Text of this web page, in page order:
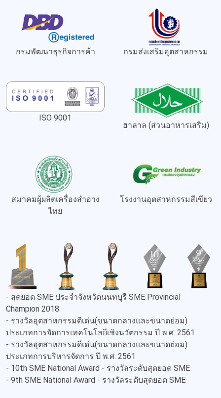
กรมพัฒนาธุรกิจการค้า กรมส่งเสริมอุตสาหกรรม
ISO 9001
ฮาลาล (ส่วนอาหารเสริม)
สมาคมผู้ผลิตเครื่องสำอาง
ไทย
โรงงานอุตสาหกรรมสีเขียว
- สุดยอด SME ประจำจังหวัดนนทบุรี SME Provincial
Champion 2018
- รางวัลอุตสาหกรรมดีเด่น(ขนาดกลางและขนาดย่อม)
ประเภทการจัดการเทคโนโลยีเชิงนวัตกรรม ปี พ.ศ. 2561
- รางวัลอุตสาหกรรมดีเด่น(ขนาดกลางและขนาดย่อม)
ประเภทการบริหารจัดการ ปี พ.ศ. 2561
- 10th SME National Award - รางวัลระดับสุดยอด SME
- 9th SME National Award - รางวัลระดับสุดยอด SME